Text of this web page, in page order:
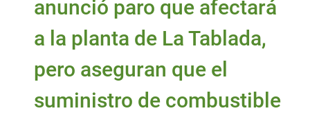
anunció paro que afectará
a la planta de La Tablada,
pero aseguran que el
suministro de combustible